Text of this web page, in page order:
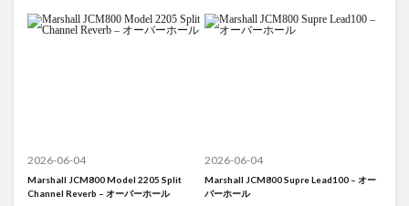
2026-06-04
Marshall JCM800 Model 2205 Split
Channel Reverb – オーバーホール
2026-06-04
Marshall JCM800 Supre Lead100 – オー
バーホール